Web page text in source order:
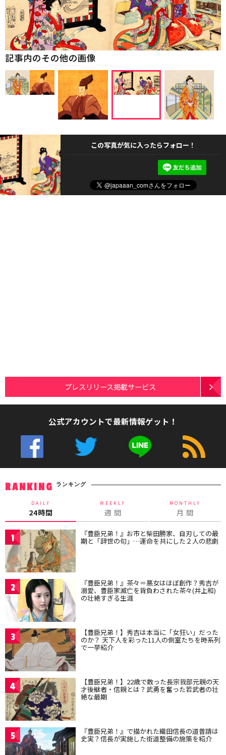
記事内のその他の画像
この写真が気に入ったらフォロー！
プレスリリース掲載サービス
公式アカウントで最新情報ゲット！
RANKING ランキング
DAILY
24時間
WEEKLY
週 間
MONTHLY
月 間
1 『豊臣兄弟！』お市と柴田勝家、自刃しての最
期と「辞世の句」…運命を共にした２人の悲劇
2 『豊臣兄弟！』茶々＝悪女はほぼ創作？秀吉が
溺愛、豊臣家滅亡を背負わされた茶々(井上和)
の壮絶すぎる生涯
3 【豊臣兄弟！】秀吉は本当に「女狂い」だった
のか？ 天下人を彩った11人の側室たちを時系列
で一挙紹介
4 【豊臣兄弟！】22歳で散った長宗我部元親の天
才後継者・信親とは？武勇を奮った若武者の壮
絶な最期
5 『豊臣兄弟！』で描かれた織田信長の道普請は
史実？信長が実施した街道整備の施策を紹介